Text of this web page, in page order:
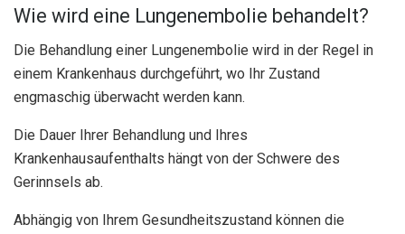
Wie wird eine Lungenembolie behandelt?
Die Behandlung einer Lungenembolie wird in der Regel in
einem Krankenhaus durchgeführt, wo Ihr Zustand
engmaschig überwacht werden kann.
Die Dauer Ihrer Behandlung und Ihres
Krankenhausaufenthalts hängt von der Schwere des
Gerinnsels ab.
Abhängig von Ihrem Gesundheitszustand können die